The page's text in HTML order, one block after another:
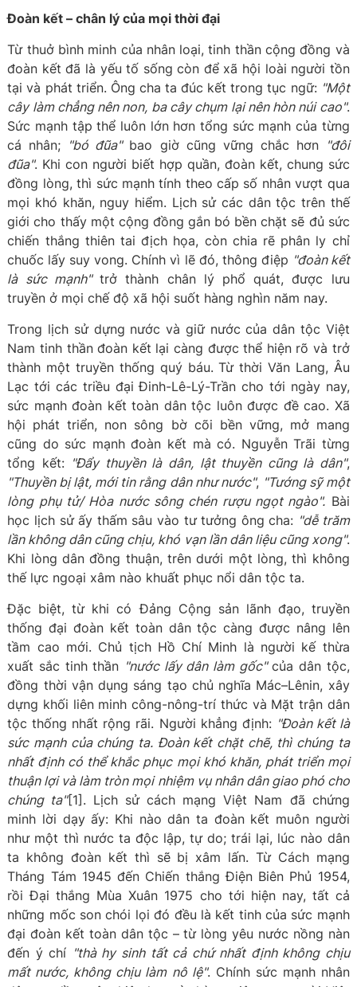
Đoàn kết – chân lý của mọi thời đại
Từ thuở bình minh của nhân loại, tinh thần cộng đồng và
đoàn kết đã là yếu tố sống còn để xã hội loài người tồn
tại và phát triển. Ông cha ta đúc kết trong tục ngữ: "Một
cây làm chẳng nên non, ba cây chụm lại nên hòn núi cao".
Sức mạnh tập thể luôn lớn hơn tổng sức mạnh của từng
cá nhân; "bó đũa"bao giờ cũng vững chắc hơn "đôi
đũa". Khi con người biết hợp quần, đoàn kết, chung sức
đồng lòng, thì sức mạnh tính theo cấp số nhân vượt qua
mọi khó khăn, nguy hiểm. Lịch sử các dân tộc trên thế
giới cho thấy một cộng đồng gắn bó bền chặt sẽ đủ sức
chiến thắng thiên tai địch họa, còn chia rẽ phân ly chỉ
chuốc lấy suy vong. Chính vì lẽ đó, thông điệp "đoàn kết
là sức mạnh"trở thành chân lý phổ quát, được lưu
truyền ở mọi chế độ xã hội suốt hàng nghìn năm nay.
Trong lịch sử dựng nước và giữ nước của dân tộc Việt
Nam tinh thần đoàn kết lại càng được thể hiện rõ và trở
thành một truyền thống quý báu. Từ thời Văn Lang, Âu
Lạc tới các triều đại Đinh-Lê-Lý-Trần cho tới ngày nay,
sức mạnh đoàn kết toàn dân tộc luôn được đề cao. Xã
hội phát triển, non sông bờ cõi bền vững, mở mang
cũng do sức mạnh đoàn kết mà có. Nguyễn Trãi từng
tổng kết: "Đẩy thuyền là dân, lật thuyền cũng là dân",
"Thuyền bị lật, mới tin rằng dân như nước", "Tướng sỹ một
lòng phụ tử/ Hòa nước sông chén rượu ngọt ngào". Bài
học lịch sử ấy thấm sâu vào tư tưởng ông cha: "dễ trăm
lần không dân cũng chịu, khó vạn lần dân liệu cũng xong".
Khi lòng dân đồng thuận, trên dưới một lòng, thì không
thế lực ngoại xâm nào khuất phục nổi dân tộc ta.
Đặc biệt, từ khi có Đảng Cộng sản lãnh đạo, truyền
thống đại đoàn kết toàn dân tộc càng được nâng lên
tầm cao mới. Chủ tịch Hồ Chí Minh là người kế thừa
xuất sắc tinh thần "nước lấy dân làm gốc"của dân tộc,
đồng thời vận dụng sáng tạo chủ nghĩa Mác–Lênin, xây
dựng khối liên minh công-nông-trí thức và Mặt trận dân
tộc thống nhất rộng rãi. Người khẳng định: "Đoàn kết là
sức mạnh của chúng ta. Đoàn kết chặt chẽ, thì chúng ta
nhất định có thể khắc phục mọi khó khăn, phát triển mọi
thuận lợi và làm tròn mọi nhiệm vụ nhân dân giao phó cho
chúng ta"[1]. Lịch sử cách mạng Việt Nam đã chứng
minh lời dạy ấy: Khi nào dân ta đoàn kết muôn người
như một thì nước ta độc lập, tự do; trái lại, lúc nào dân
ta không đoàn kết thì sẽ bị xâm lấn. Từ Cách mạng
Tháng Tám 1945 đến Chiến thắng Điện Biên Phủ 1954,
rồi Đại thắng Mùa Xuân 1975 cho tới hiện nay, tất cả
những mốc son chói lọi đó đều là kết tinh của sức mạnh
đại đoàn kết toàn dân tộc – từ lòng yêu nước nồng nàn
đến ý chí "thà hy sinh tất cả chứ nhất định không chịu
mất nước, không chịu làm nô lệ". Chính sức mạnh nhân